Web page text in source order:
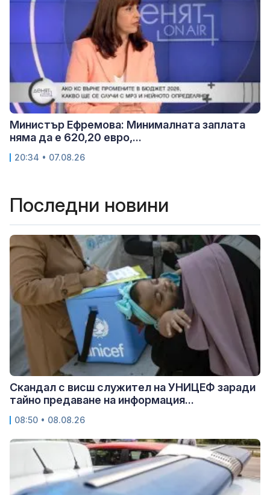
Министър Ефремова: Минималната заплата
няма да е 620,20 евро,...
20:34 • 07.08.26
Последни новини
Скандал с висш служител на УНИЦЕФ заради
тайно предаване на информация...
08:50 • 08.08.26